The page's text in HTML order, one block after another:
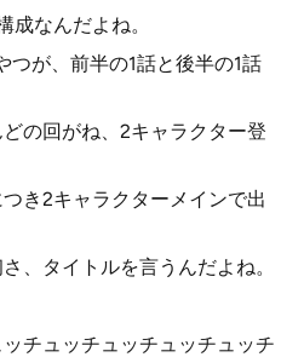
成なんだよね。
つが、前半の1話と後半の1話
の回がね、2キャラクター登
き2キャラクターメインで出
、タイトルを言うんだよね。
チュッチュッチュッチュッチ